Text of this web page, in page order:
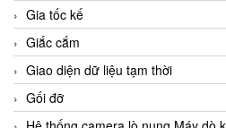
Gia tốc kế
Giắc cắm
Giao diện dữ liệu tạm thời
Gối đỡ